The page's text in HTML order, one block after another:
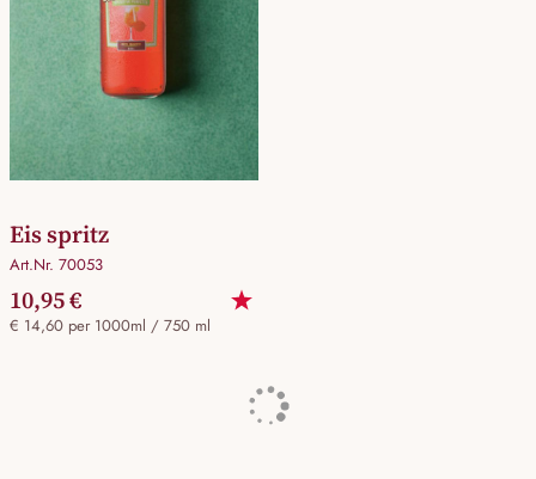
Eis spritz
Art.Nr. 70053
10,95 €
€ 14,60 per 1000ml / 750 ml